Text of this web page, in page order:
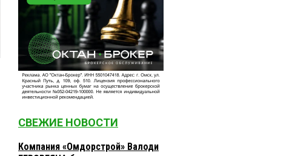
СВЕЖИЕ НОВОСТИ
Компания «Омдорстрой» Валоди